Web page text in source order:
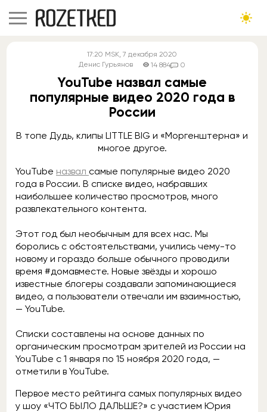
17:20 MSK, 7 декабря 2020
Денис Гурьянов
14 884 0
YouTube назвал самые
популярные видео 2020 года в
России
В топе Дудь, клипы LITTLE BIG и «Моргенштерна» и
многое другое.
YouTube назвал самые популярные видео 2020
года в России. В списке видео, набравших
наибольшее количество просмотров, много
развлекательного контента.
Этот год был необычным для всех нас. Мы
боролись с обстоятельствами, учились чему-то
новому и гораздо больше обычного проводили
время #домавместе. Новые звёзды и хорошо
известные блогеры создавали запоминающиеся
видео, а пользователи отвечали им взаимностью,
— YouTube.
Списки составлены на основе данных по
органическим просмотрам зрителей из России на
YouTube с 1 января по 15 ноября 2020 года, —
отметили в YouTube.
Первое место рейтинга самых популярных видео
у шоу «ЧТО БЫЛО ДАЛЬШЕ?» с участием Юрия